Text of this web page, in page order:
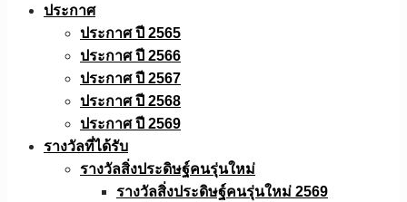
ประกาศ
ประกาศ ปี 2565
ประกาศ ปี 2566
ประกาศ ปี 2567
ประกาศ ปี 2568
ประกาศ ปี 2569
รางวัลที่ได้รับ
รางวัลสิ่งประดิษฐ์คนรุ่นใหม่
รางวัลสิ่งประดิษฐ์คนรุ่นใหม่ 2569